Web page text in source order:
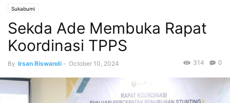
Sukabumi
Sekda Ade Membuka Rapat
Koordinasi TPPS
By Irsan Riswandi - October 10, 2024 0
314